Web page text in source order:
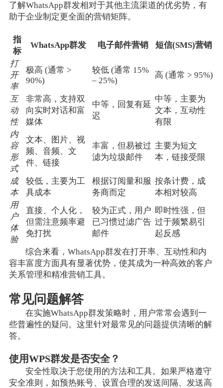
了解WhatsApp群发相对于其他主流渠道的优劣势，有
助于企业制定更全面的营销矩阵。
指
标
WhatsApp群发 电子邮件营销
短信(SMS)营销
打
开
率
极高 (通常 >
90%)
较低 (通常 15%
– 25%)
高 (通常 > 95%)
互
动
性
非常高，支持双
向实时对话和富
媒体
中等，回复有延
迟
中等，主要为
文本，互动性
有限
内
容
形
式
文本、图片、视
频、音频、文
件、链接
丰富，但易被过
滤为垃圾邮件
主要为短文
本，链接受限
成
本
较低，主要为工
具成本
根据订阅量和服
务商而定
按条计费，成
本相对较高
用
户
体
验
直接、个人化，
但需注意频率避
免打扰
较为正式，用户
已习惯过滤广告
邮件
即时性强，但
过于频繁易引
起反感
综合来看，WhatsApp群发在打开率、互动性和内
容丰富度方面具有显著优势，使其成为一种高效的客户
关系管理和精准营销工具。
常见问题解答
在实施WhatsApp群发策略时，用户常常会遇到一
些普遍性的疑问。这里针对最常见的问题提供清晰的解
答。
使用WPS群发是否安全？
安全性取决于您使用的方法和工具。如果严格遵守
安全准则，如预热账号、设置合理的发送间隔、发送高